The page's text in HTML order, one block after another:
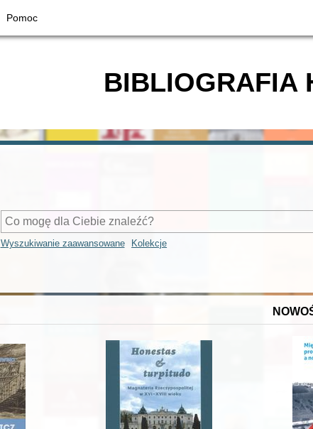
Pomoc
BIBLIOGRAFIA
Wyszukiwanie zaawansowane Kolekcje